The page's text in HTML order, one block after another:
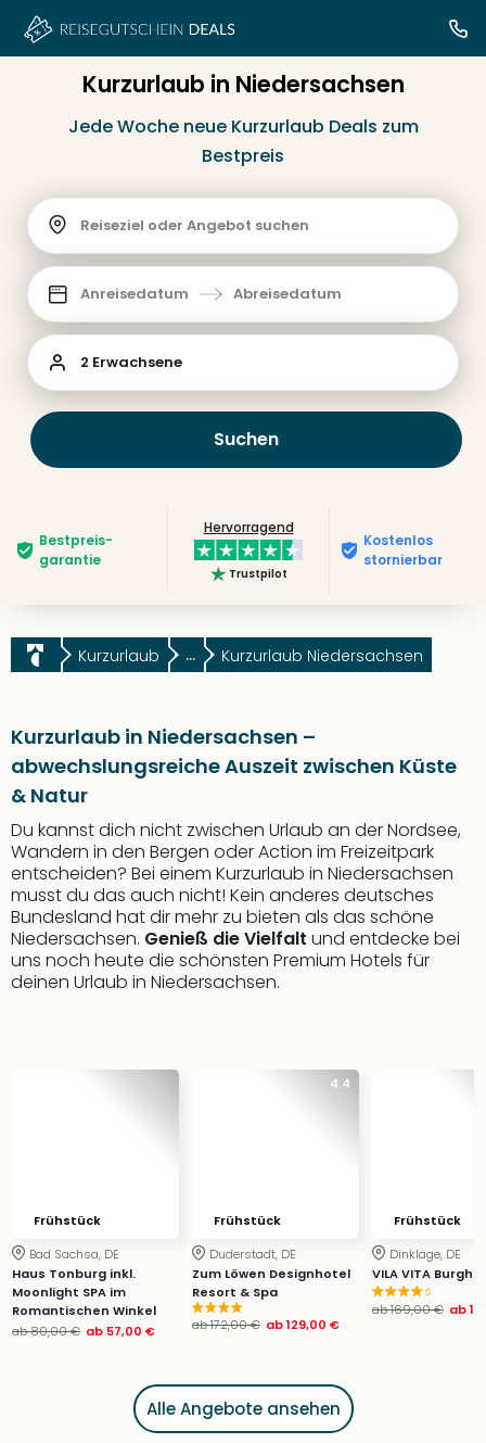
Kurzurlaub in Niedersachsen
Jede Woche neue Kurzurlaub Deals zum
Bestpreis
Reiseziel oder Angebot suchen
Anreisedatum Abreisedatum
2 Erwachsene
Suchen
Bestpreis­
garantie
Hervorragend
Trustpilot
Kostenlos
stornierbar
Kurzurlaub ... Kurzurlaub Niedersachsen
Kurzurlaub in Niedersachsen –
abwechslungsreiche Auszeit zwischen Küste
& Natur
Du kannst dich nicht zwischen Urlaub an der Nordsee,
Wandern in den Bergen oder Action im Freizeitpark
entscheiden? Bei einem Kurzurlaub in Niedersachsen
musst du das auch nicht! Kein anderes deutsches
Bundesland hat dir mehr zu bieten als das schöne
Niedersachsen. Genieß die Vielfalt und entdecke bei
uns noch heute die schönsten Premium Hotels für
deinen Urlaub in Niedersachsen.
Frühstück
Bad Sachsa, DE
Haus Tonburg inkl.
Moonlight SPA im
Romantischen Winkel
ab80,00 € ab 57,00 €
4.4
Frühstück
Duderstadt, DE
Zum Löwen Designhotel
Resort & Spa
ab172,00 € ab129,00 €
Frühstück
Dinklage, DE
VILA VITA
s
ab169,00 € ab
Alle Angebote ansehen